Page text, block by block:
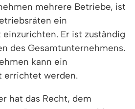
mehrere Betriebe, ist
ein
Er ist zuständig
des Gesamtunternehmens.
kann ein
errichtet werden.
hat das Recht, dem